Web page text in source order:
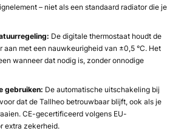
– niet als een standaard radiator die je
De digitale thermostaat houdt de
aan met een nauwkeurigheid van ±0,5 °C. Het
wanneer dat nodig is, zonder onnodige
gebruiken: De automatische uitschakeling bij
dat de Tallheo betrouwbaar blijft, ook als je
CE-gecertificeerd volgens EU-
extra zekerheid.